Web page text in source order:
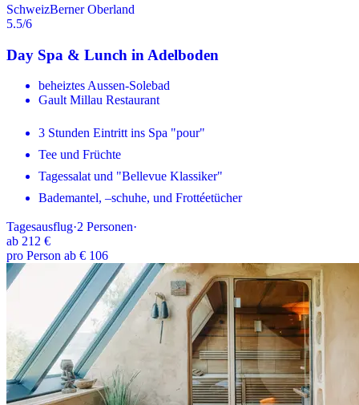
SchweizBerner Oberland
5.5/6
Day Spa & Lunch in Adelboden
beheiztes Aussen-Solebad
Gault Millau Restaurant
3 Stunden Eintritt ins Spa "pour"
Tee und Früchte
Tagessalat und "Bellevue Klassiker"
Bademantel, –schuhe, und Frottéetücher
Tagesausflug·2 Personen·
ab 212 €
pro Person ab € 106